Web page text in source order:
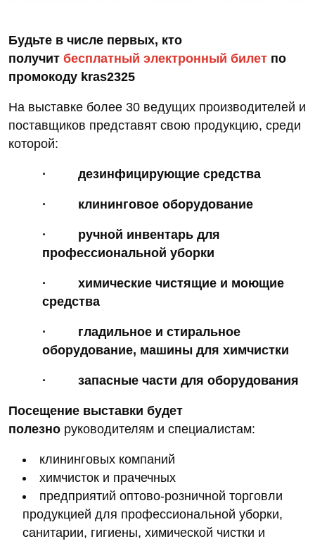
Будьте в числе первых, кто
получит бесплатный электронный билет по
промокоду kras2325
На выставке более 30 ведущих производителей и
поставщиков представят свою продукцию, среди
которой:
· дезинфицирующие средства
· клининговое оборудование
· ручной инвентарь для
профессиональной уборки
· химические чистящие и моющие
средства
· гладильное и стиральное
оборудование, машины для химчистки
· запасные части для оборудования
Посещение выставки будет
полезно руководителям и специалистам:
клининговых компаний
химчисток и прачечных
предприятий оптово-розничной торговли
продукцией для профессиональной уборки,
санитарии, гигиены, химической чистки и